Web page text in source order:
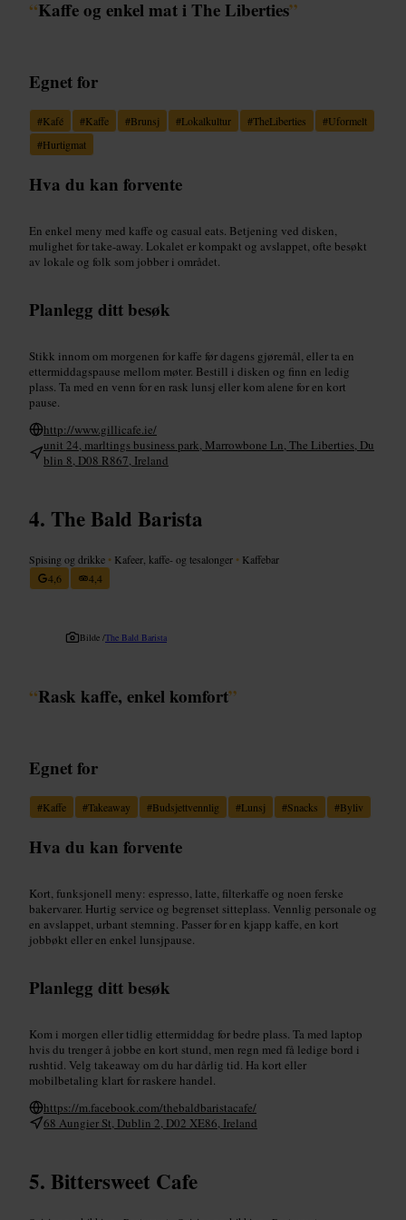
“Kaffe og enkel mat i The Liberties”
Egnet for
#Kafé #Kaffe #Brunsj #Lokalkultur #TheLiberties #Uformelt
#Hurtigmat
Hva du kan forvente
En enkel meny med kaffe og casual eats. Betjening ved disken,
mulighet for take-away. Lokalet er kompakt og avslappet, ofte besøkt
av lokale og folk som jobber i området.
Planlegg ditt besøk
Stikk innom om morgenen for kaffe før dagens gjøremål, eller ta en
ettermiddagspause mellom møter. Bestill i disken og finn en ledig
plass. Ta med en venn for en rask lunsj eller kom alene for en kort
pause.
http://www.gillicafe.ie/
unit 24, marltings business park, Marrowbone Ln, The Liberties, Du
blin 8, D08 R867, Ireland
The Bald Barista
Spising og drikke • Kafeer, kaffe- og tesalonger • Kaffebar
4,6
4,4
Bilde /The Bald Barista
“Rask kaffe, enkel komfort”
Egnet for
#Kaffe #Takeaway #Budsjettvennlig #Lunsj #Snacks #Byliv
Hva du kan forvente
Kort, funksjonell meny: espresso, latte, filterkaffe og noen ferske
bakervarer. Hurtig service og begrenset sitteplass. Vennlig personale og
en avslappet, urbant stemning. Passer for en kjapp kaffe, en kort
jobbøkt eller en enkel lunsjpause.
Planlegg ditt besøk
Kom i morgen eller tidlig ettermiddag for bedre plass. Ta med laptop
hvis du trenger å jobbe en kort stund, men regn med få ledige bord i
rushtid. Velg takeaway om du har dårlig tid. Ha kort eller
mobilbetaling klart for raskere handel.
https://m.facebook.com/thebaldbaristacafe/
68 Aungier St, Dublin 2, D02 XE86, Ireland
Bittersweet Cafe